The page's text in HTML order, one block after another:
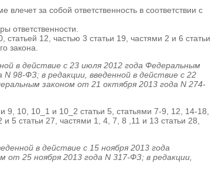
за собой ответственность в соответствии с
ответственности.
12, частью 3 статьи 19, частями 2 и 6 статьи
закона.
в действие с 23 июля 2012 года Федеральным
98-ФЗ; в редакции, введенной в действие с 22
законом от 21 октября 2013 года N 274-
9, 10, 10_1 и 10_2 статьи 5, статьями 7-9, 12, 14-18,
5 статьи 27, частями 1, 4, 7, 8 ,11 и 13 статьи 28,
в действие с 15 ноября 2013 года
от 25 ноября 2013 года N 317-ФЗ; в редакции,